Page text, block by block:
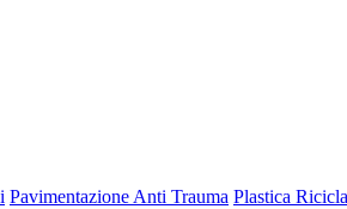
Pavimentazione Anti Trauma Plastica